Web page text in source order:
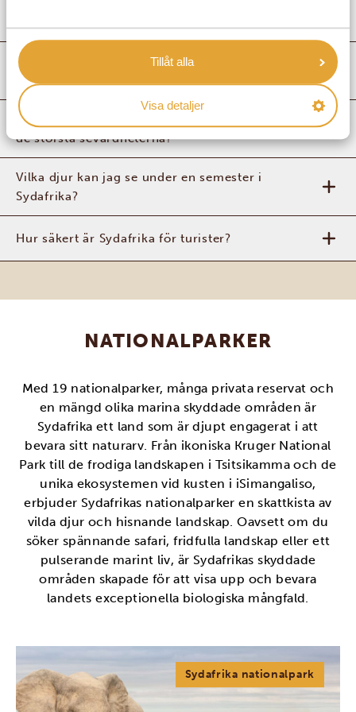
Tillåt alla
Visa detaljer
Vad kan jag förvänta mig av en afrikansk
safari i Sydafrika?
Varför ska man besöka Sydafrika och vilka är
de största sevärdheterna?
Vilka djur kan jag se under en semester i
Sydafrika?
Hur säkert är Sydafrika för turister?
NATIONALPARKER
Med 19 nationalparker, många privata reservat och
en mängd olika marina skyddade områden är
Sydafrika ett land som är djupt engagerat i att
bevara sitt naturarv. Från ikoniska Kruger National
Park till de frodiga landskapen i Tsitsikamma och de
unika ekosystemen vid kusten i iSimangaliso,
erbjuder Sydafrikas nationalparker en skattkista av
vilda djur och hisnande landskap. Oavsett om du
söker spännande safari, fridfulla landskap eller ett
pulserande marint liv, är Sydafrikas skyddade
områden skapade för att visa upp och bevara
landets exceptionella biologiska mångfald.
Sydafrika nationalpark